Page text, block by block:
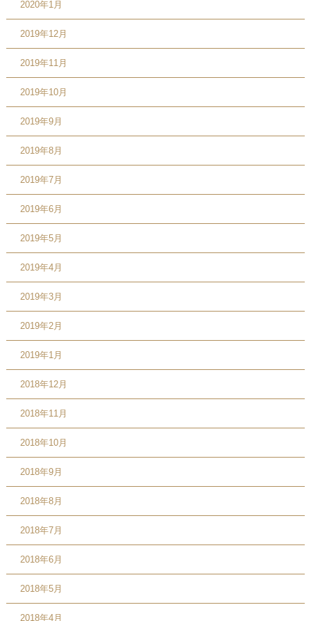
2020年1月
2019年12月
2019年11月
2019年10月
2019年9月
2019年8月
2019年7月
2019年6月
2019年5月
2019年4月
2019年3月
2019年2月
2019年1月
2018年12月
2018年11月
2018年10月
2018年9月
2018年8月
2018年7月
2018年6月
2018年5月
2018年4月